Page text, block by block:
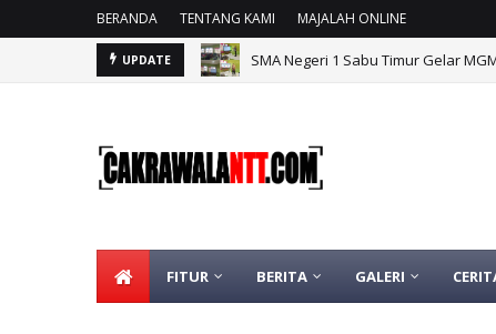
BERANDA TENTANG KAMI MAJALAH ONLINE
UPDATE SMA Negeri 1 Sabu Timur Gelar
FITUR BERITA GALERI